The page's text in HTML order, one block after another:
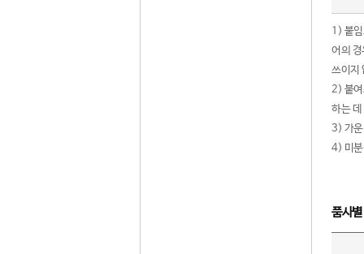
1) 붙
어의
쓰이지
2) 붙여
하는
3) 가운
4) 미분
품사